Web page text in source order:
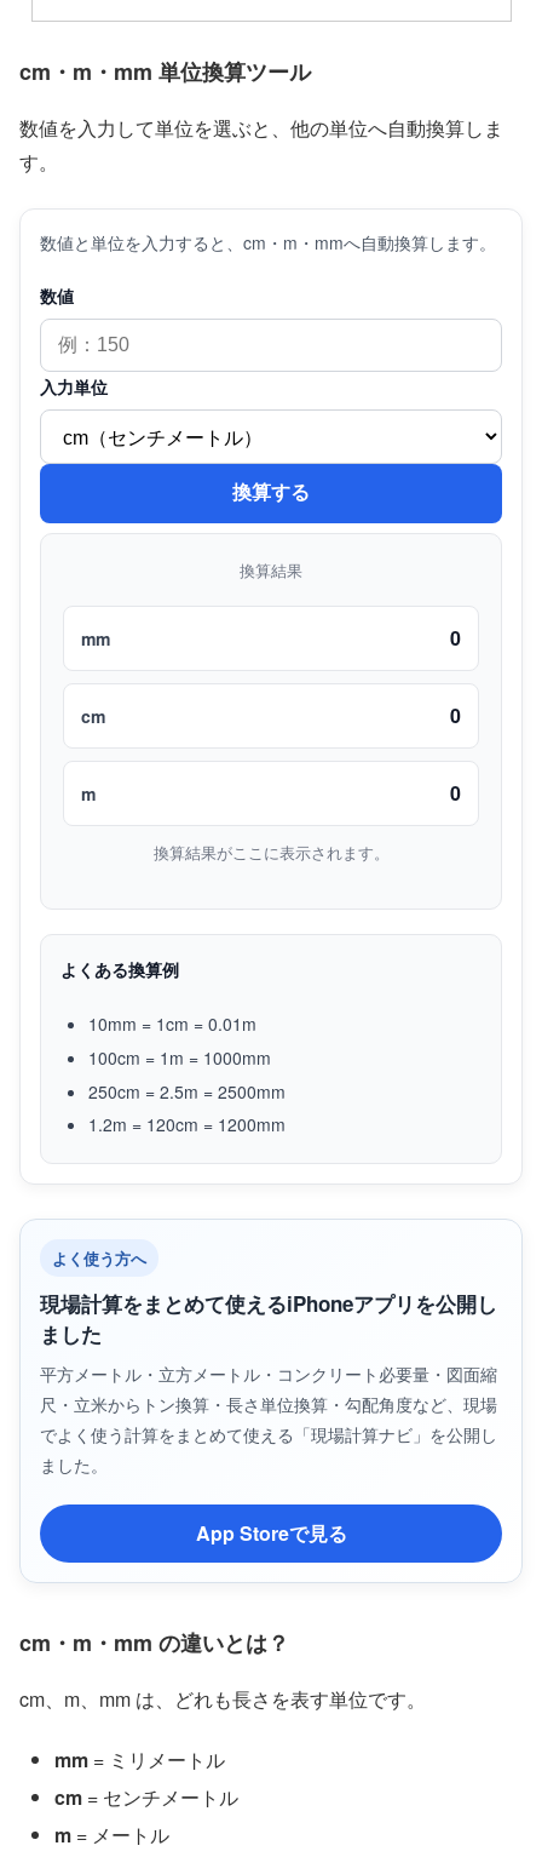
cm・m・mm 単位換算ツール
数値を入力して単位を選ぶと、他の単位へ自動換算しま
す。
数値と単位を入力すると、cm・m・mmへ自動換算します。
数値
入力単位
換算する
換算結果
mm 0
cm 0
m 0
換算結果がここに表示されます。
よくある換算例
10mm = 1cm = 0.01m
100cm = 1m = 1000mm
250cm = 2.5m = 2500mm
1.2m = 120cm = 1200mm
よく使う方へ
現場計算をまとめて使えるiPhoneアプリを公開し
ました
平方メートル・立方メートル・コンクリート必要量・図面縮
尺・立米からトン換算・長さ単位換算・勾配角度など、現場
でよく使う計算をまとめて使える「現場計算ナビ」を公開し
ました。
App Storeで見る
cm・m・mm の違いとは？
cm、m、mm は、どれも長さを表す単位です。
mm = ミリメートル
cm = センチメートル
m = メートル